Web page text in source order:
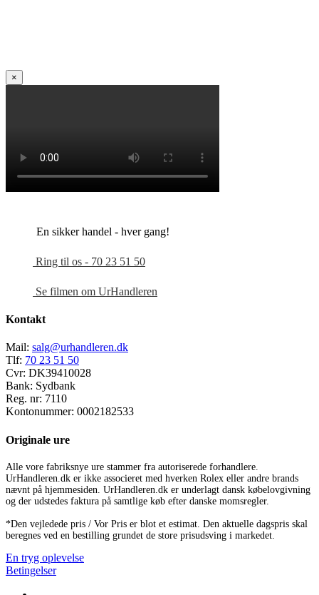
×
En sikker handel - hver gang!
Ring til os - 70 23 51 50
Se filmen om UrHandleren
Kontakt
Mail: salg@urhandleren.dk
Tlf: 70 23 51 50
Cvr: DK39410028
Bank: Sydbank
Reg. nr: 7110
Kontonummer: 0002182533
Originale ure
Alle vore fabriksnye ure stammer fra autoriserede forhandlere.
UrHandleren.dk er ikke associeret med hverken Rolex eller andre brands
nævnt på hjemmesiden. UrHandleren.dk er underlagt dansk købelovgivning
og der udstedes faktura på samtlige køb efter danske momsregler.
*Den vejledede pris / Vor Pris er blot et estimat. Den aktuelle dagspris skal
beregnes ved en bestilling grundet de store prisudsving i markedet.
En tryg oplevelse
Betingelser